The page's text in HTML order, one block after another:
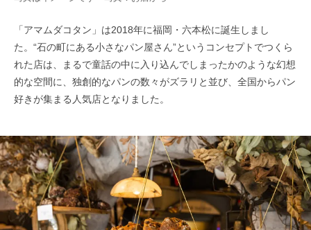
「アマムダコタン」は2018年に福岡・六本松に誕生しまし
た。“石の町にある小さなパン屋さん”というコンセプトでつくら
れた店は、まるで童話の中に入り込んでしまったかのような幻想
的な空間に、独創的なパンの数々がズラリと並び、全国からパン
好きが集まる人気店となりました。